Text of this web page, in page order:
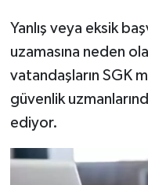
Yanlış veya eksik
uzamasına neden
vatandaşların SGK
güvenlik
ediyor.